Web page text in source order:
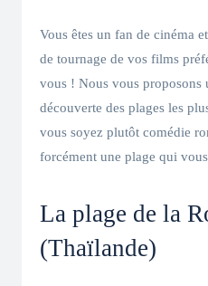
Vous êtes un fan de cinéma
de tournage de vos films
vous ! Nous vous proposons
découverte des plages les
vous soyez plutôt comédie
forcément une plage qui
La plage de la
(Thaïlande)